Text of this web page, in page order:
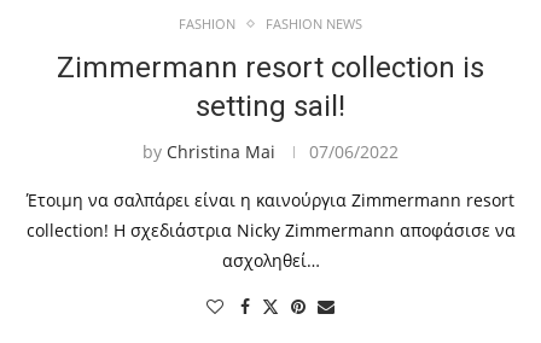
FASHION FASHION NEWS
Zimmermann resort collection is
setting sail!
by Christina Mai 07/06/2022
Έτοιμη να σαλπάρει είναι η καινούργια Zimmermann resort
collection! Η σχεδιάστρια Nicky Zimmermann αποφάσισε να
ασχοληθεί…